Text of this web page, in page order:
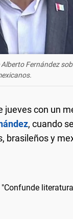
Fernández
jueves con un
, cuando
brasileños y
literatura